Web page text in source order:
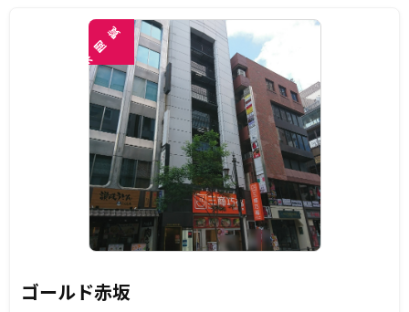
未
閲
覧
ゴールド赤坂